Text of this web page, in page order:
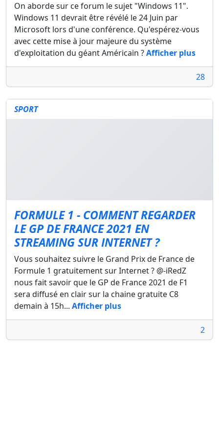
On aborde sur ce forum le sujet "Windows 11".
Windows 11 devrait être révélé le 24 Juin par
Microsoft lors d'une conférence. Qu'espérez-vous
avec cette mise à jour majeure du système
d'exploitation du géant Américain ?Afficher plus
28
SPORT
FORMULE 1 - COMMENT REGARDER
LE GP DE FRANCE 2021 EN
STREAMING SUR INTERNET ?
Vous souhaitez suivre le Grand Prix de France de
Formule 1 gratuitement sur Internet ? @-iRedZ
nous fait savoir que le GP de France 2021 de F1
sera diffusé en clair sur la chaine gratuite C8
demain à 15h... Afficher plus
2